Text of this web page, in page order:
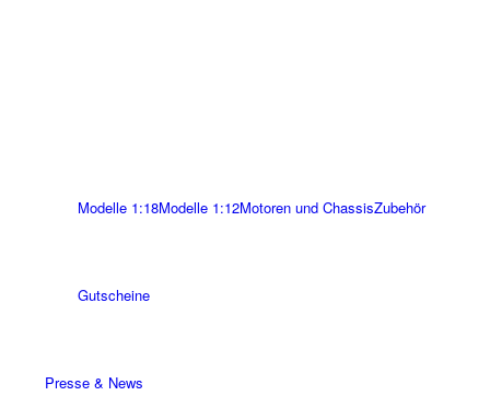
Modelle 1:18Modelle 1:12Motoren und ChassisZubehör
Gutscheine
Presse & News